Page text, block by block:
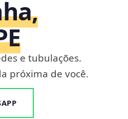
e tubulações.
próxima de você.